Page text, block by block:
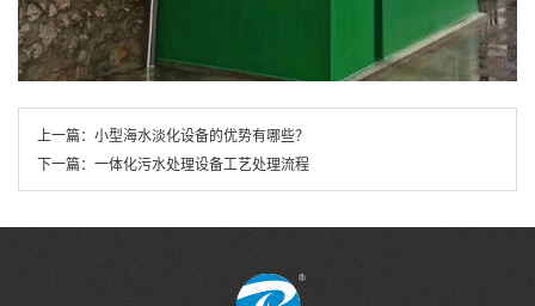
上一篇： 小型海水淡化设备的优势有哪些？
下一篇： 一体化污水处理设备工艺处理流程